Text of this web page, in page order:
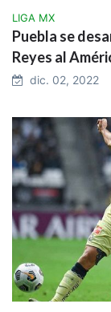
LIGA MX
Puebla se
Reyes al
dic. 02, 2022